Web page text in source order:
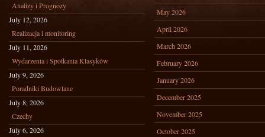
Analizy i Prognozy
July 12, 2026
Realizacja i monitoring
July 11, 2026
Wydarzenia i Spotkania Klasyków
July 9, 2026
Poradniki Budowlane
July 8, 2026
Czechy
July 6, 2026
May 2026
April 2026
March 2026
February 2026
January 2026
December 2025
November 2025
October 2025